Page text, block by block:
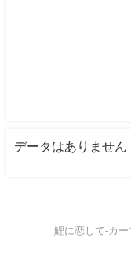
データはありません
鯉に恋して-カー